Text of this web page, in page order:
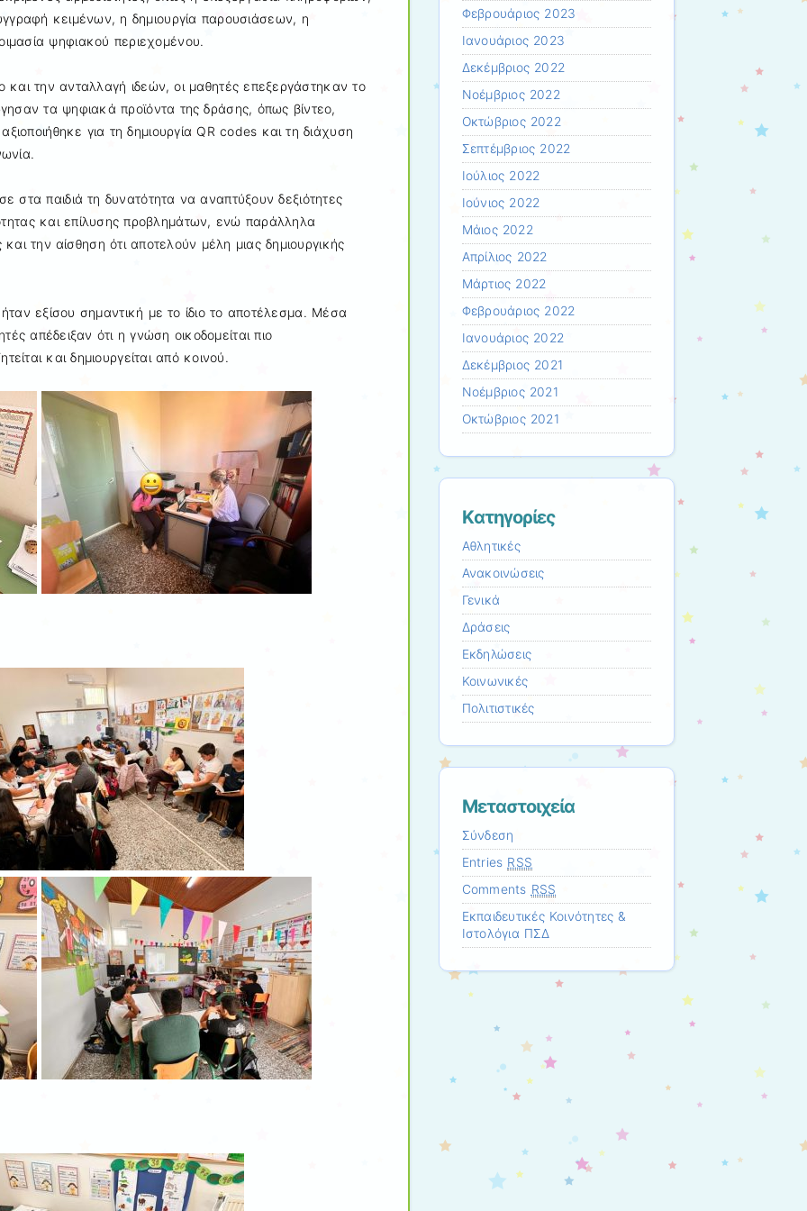
κειμένων, η δημιουργία παρουσιάσεων, η
ψηφιακού περιεχομένου.
την ανταλλαγή ιδεών, οι μαθητές επεξεργάστηκαν το
τα ψηφιακά προϊόντα της δράσης, όπως βίντεο,
για τη δημιουργία QR codes και τη διάχυση
στα παιδιά τη δυνατότητα να αναπτύξουν δεξιότητες
και επίλυσης προβλημάτων, ενώ παράλληλα
την αίσθηση ότι αποτελούν μέλη μιας δημιουργικής
εξίσου σημαντική με το ίδιο το αποτέλεσμα. Μέσα
απέδειξαν ότι η γνώση οικοδομείται πιο
και δημιουργείται από κοινού.
Φεβρουάριος 2023
Ιανουάριος 2023
Δεκέμβριος 2022
Νοέμβριος 2022
Οκτώβριος 2022
Σεπτέμβριος 2022
Ιούλιος 2022
Ιούνιος 2022
Μάιος 2022
Απρίλιος 2022
Μάρτιος 2022
Φεβρουάριος 2022
Ιανουάριος 2022
Δεκέμβριος 2021
Νοέμβριος 2021
Οκτώβριος 2021
Kατηγορίες
Αθλητικές
Ανακοινώσεις
Γενικά
Δράσεις
Εκδηλώσεις
Κοινωνικές
Πολιτιστικές
Μεταστοιχεία
Σύνδεση
Entries RSS
Comments RSS
Εκπαιδευτικές Κοινότητες &
Ιστολόγια ΠΣΔ